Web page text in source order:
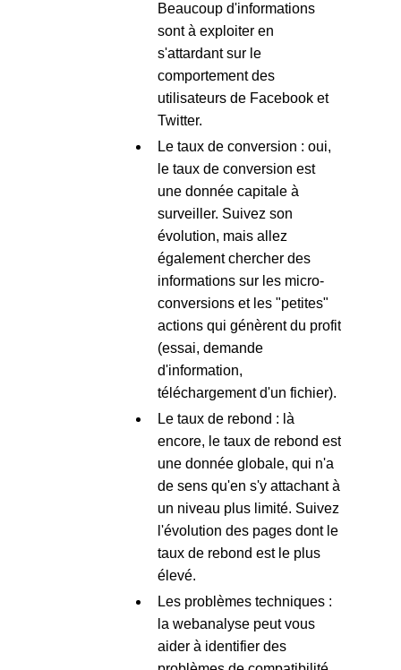
Beaucoup d'informations
sont à exploiter en
s'attardant sur le
comportement des
utilisateurs de Facebook et
Twitter.
Le taux de conversion : oui,
le taux de conversion est
une donnée capitale à
surveiller. Suivez son
évolution, mais allez
également chercher des
informations sur les micro-
conversions et les "petites"
actions qui génèrent du profit
(essai, demande
d'information,
téléchargement d'un fichier).
Le taux de rebond : là
encore, le taux de rebond est
une donnée globale, qui n'a
de sens qu'en s'y attachant à
un niveau plus limité. Suivez
l'évolution des pages dont le
taux de rebond est le plus
élevé.
Les problèmes techniques :
la webanalyse peut vous
aider à identifier des